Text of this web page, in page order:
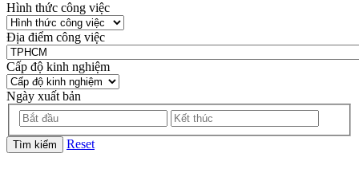
Hình thức công việc
Địa điểm công việc
Cấp độ kinh nghiệm
Ngày xuất bản
Tìm kiếm Reset